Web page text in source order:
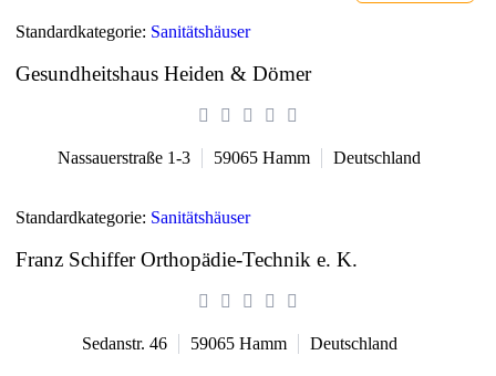
Standardkategorie: Sanitätshäuser
Gesundheitshaus Heiden & Dömer
Nassauerstraße 1-3 59065 Hamm Deutschland
Standardkategorie: Sanitätshäuser
Franz Schiffer Orthopädie-Technik e. K.
Sedanstr. 46 59065 Hamm Deutschland